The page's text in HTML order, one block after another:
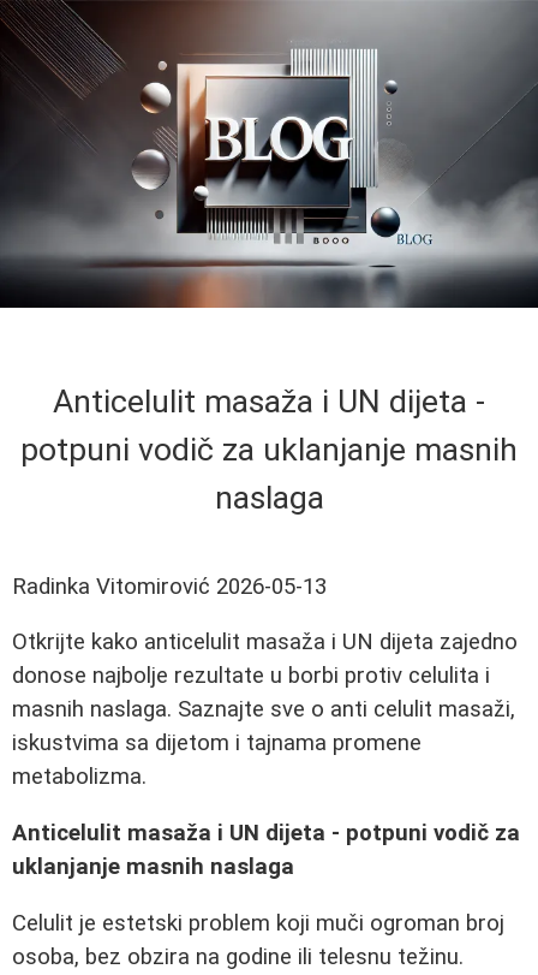
Anticelulit masaža i UN dijeta -
potpuni vodič za uklanjanje masnih
naslaga
Radinka Vitomirović 2026-05-13
Otkrijte kako anticelulit masaža i UN dijeta zajedno
donose najbolje rezultate u borbi protiv celulita i
masnih naslaga. Saznajte sve o anti celulit masaži,
iskustvima sa dijetom i tajnama promene
metabolizma.
Anticelulit masaža i UN dijeta - potpuni vodič za
uklanjanje masnih naslaga
Celulit je estetski problem koji muči ogroman broj
osoba, bez obzira na godine ili telesnu težinu.